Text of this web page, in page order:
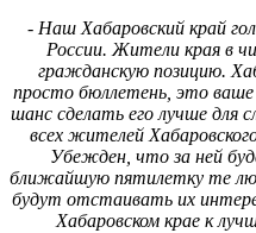
- Наш Хабаровский край
России. Жители края в
гражданскую позицию.
просто бюллетень, это
шанс сделать его лучше для
всех жителей
Убежден, что за ней
ближайшую пятилетку те
будут отстаивать их
Хабаровском крае к